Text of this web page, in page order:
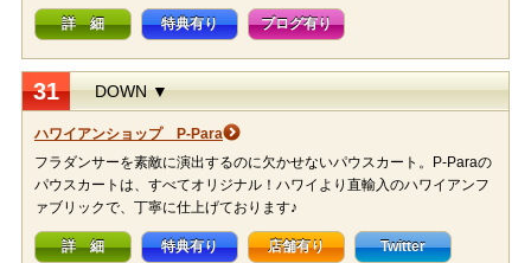
詳 細 特典有り ブログ有り
31 DOWN ▼
ハワイアンショップ P-Para
フラダンサーを素敵に演出するのに欠かせないパウスカート。P-Paraの
パウスカートは、すべてオリジナル！ハワイより直輸入のハワイアンフ
ァブリックで、丁寧に仕上げております♪
詳 細 特典有り 店舗有り Twitter